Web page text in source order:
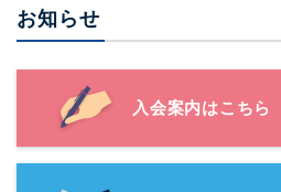
お知らせ
入会案内はこちら